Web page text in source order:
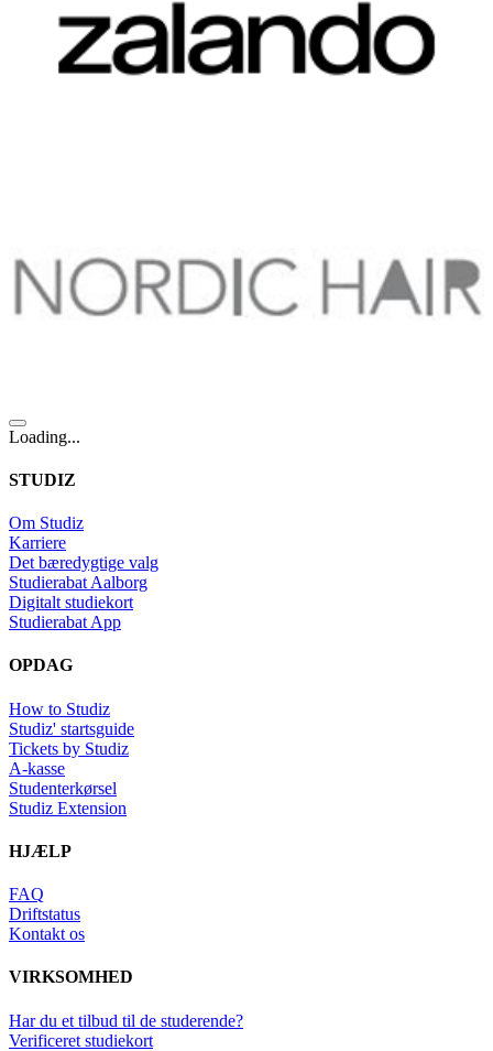
Loading...
STUDIZ
Om Studiz
Karriere
Det bæredygtige valg
Studierabat Aalborg
Digitalt studiekort
Studierabat App
OPDAG
How to Studiz
Studiz' startsguide
Tickets by Studiz
A-kasse
Studenterkørsel
Studiz Extension
HJÆLP
FAQ
Driftstatus
Kontakt os
VIRKSOMHED
Har du et tilbud til de studerende?
Verificeret studiekort